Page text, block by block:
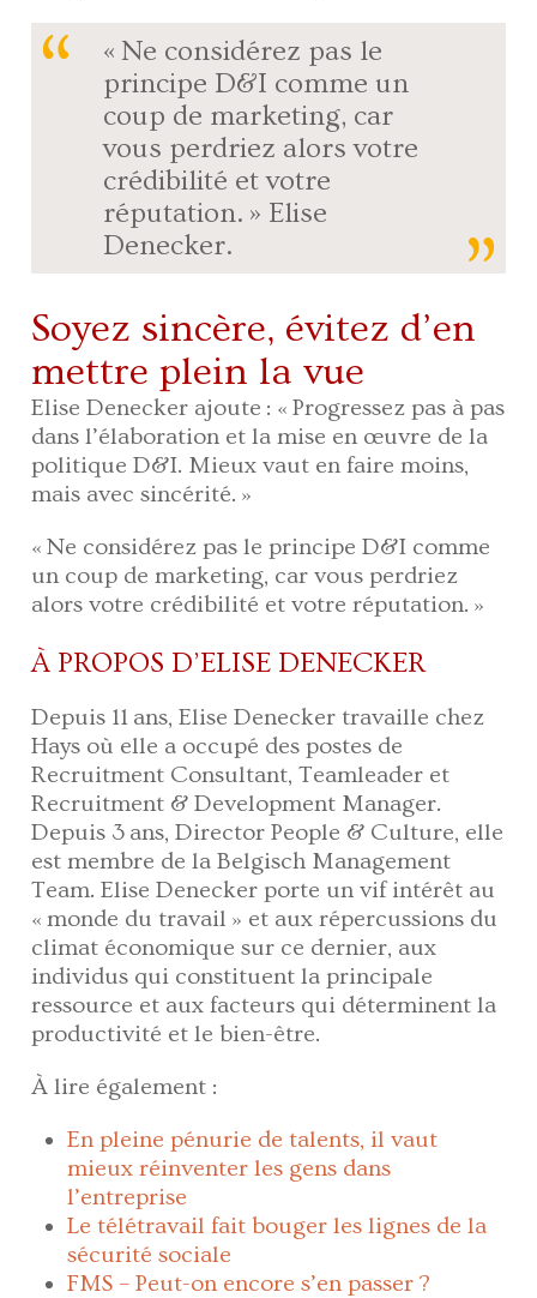
« Ne considérez pas le
principe D&I comme un
coup de marketing, car
vous perdriez alors votre
crédibilité et votre
réputation. » Elise
Denecker.
Soyez sincère, évitez d’en
mettre plein la vue
Elise Denecker ajoute : « Progressez pas à pas
dans l’élaboration et la mise en œuvre de la
politique D&I. Mieux vaut en faire moins,
mais avec sincérité. »
« Ne considérez pas le principe D&I comme
un coup de marketing, car vous perdriez
alors votre crédibilité et votre réputation. »
À PROPOS D’ELISE DENECKER
Depuis 11 ans, Elise Denecker travaille chez
Hays où elle a occupé des postes de
Recruitment Consultant, Teamleader et
Recruitment & Development Manager.
Depuis 3 ans, Director People & Culture, elle
est membre de la Belgisch Management
Team. Elise Denecker porte un vif intérêt au
« monde du travail » et aux répercussions du
climat économique sur ce dernier, aux
individus qui constituent la principale
ressource et aux facteurs qui déterminent la
productivité et le bien-être.
À lire également :
En pleine pénurie de talents, il vaut
mieux réinventer les gens dans
l’entreprise
Le télétravail fait bouger les lignes de la
sécurité sociale
FMS – Peut-on encore s’en passer ?